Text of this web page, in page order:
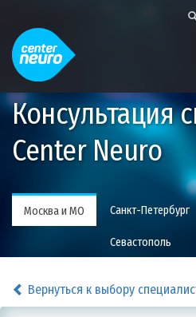
Консультация
Center Neuro
Москва и МО Санкт-Петербург
Севастополь
Вернуться к выбору